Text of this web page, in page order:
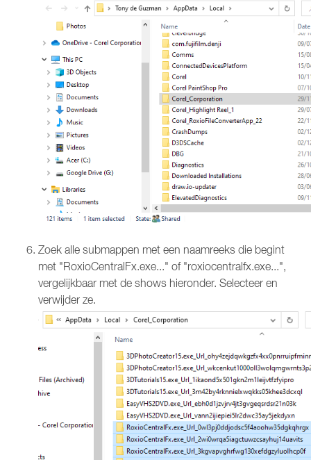
Zoek alle submappen met een naamreeks die begint
met "RoxioCentralFx.exe..." of "roxiocentralfx.exe...",
vergelijkbaar met de shows hieronder. Selecteer en
verwijder ze.